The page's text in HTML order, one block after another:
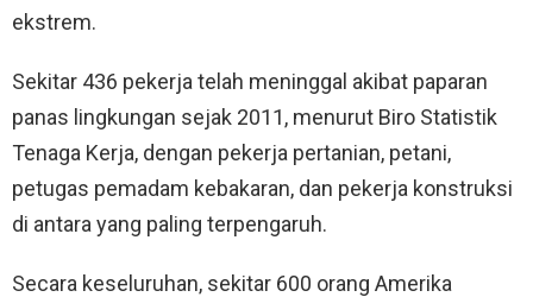
ekstrem.
Sekitar 436 pekerja telah meninggal akibat paparan
panas lingkungan sejak 2011, menurut Biro Statistik
Tenaga Kerja, dengan pekerja pertanian, petani,
petugas pemadam kebakaran, dan pekerja konstruksi
di antara yang paling terpengaruh.
Secara keseluruhan, sekitar 600 orang Amerika